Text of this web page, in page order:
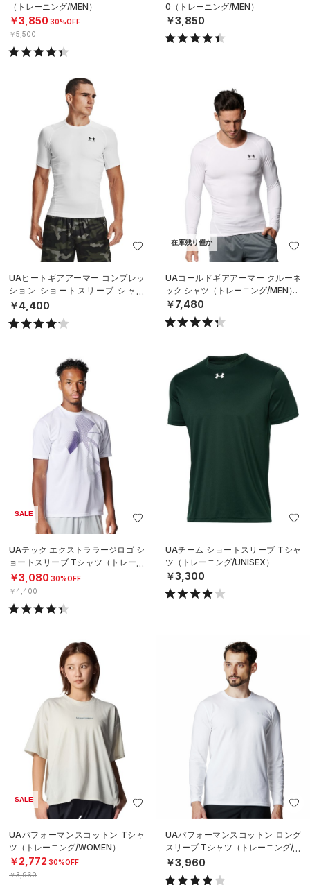
（トレーニング/MEN）
￥3,850 30%OFF
￥5,500
0（トレーニング/MEN）
￥3,850
UAヒートギアアーマー コンプレッ
ション ショートスリーブ シャツ
（トレーニング/MEN）
￥4,400
在庫残り僅か
UAコールドギアアーマー クルーネ
ック シャツ（トレーニング/MEN）
￥7,480
SALE
UAテック エクストララージロゴ シ
ョートスリーブ Tシャツ（トレーニ
ング/MEN）
￥3,080 30%OFF
￥4,400
UAチーム ショートスリーブ Tシャ
ツ（トレーニング/UNISEX）
￥3,300
SALE
UAパフォーマンスコットン Tシャ
ツ（トレーニング/WOMEN）
￥2,772 30%OFF
￥3,960
UAパフォーマンスコットン ロング
スリーブ Tシャツ（トレーニング/M
EN）
￥3,960